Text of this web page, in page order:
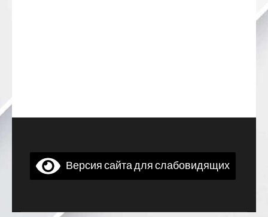
Версия сайта для слабовидящих